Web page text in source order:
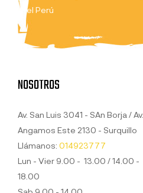
el Perú
NOSOTROS
Av. San Luis 3041 - SAn Borja / Av.
Angamos Este 2130 - Surquillo
Llámanos: 014923777
Lun - Vier 9.00 - 13.00 / 14.00 -
18.00